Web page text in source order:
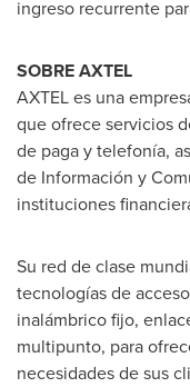
ingreso recurrente
SOBRE AXTEL
AXTEL es una
que ofrece servicios
de paga y telefonía,
de Información y
instituciones
Su red de clase
tecnologías de
inalámbrico fijo,
multipunto, para
necesidades de sus